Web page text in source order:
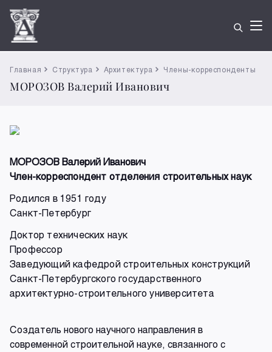
Главная Структура Архитектура Члены-корреспонденты
МОРОЗОВ Валерий Иванович
МОРОЗОВ Валерий Иванович
Член-корреспондент отделения строительных наук
Родился в 1951 году
Санкт-Петербург
Доктор технических наук
Профессор
Заведующий кафедрой строительных конструкций
Санкт-Петербургского государственного
архитектурно-строительного университета
Создатель нового научного направления в
современной строительной науке, связанного с